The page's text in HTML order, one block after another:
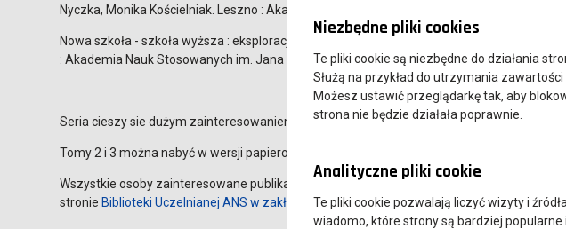
Nyczka, Monika Kościelniak. Leszno : Akademia Nauk Stosowanych im. Jana Amosa
Nowa szkoła - szkoła wyższa : eksploracje studentów pedagogiki/ redakcja naukowa
: Akademia Nauk Stosowanych im. Jana Amosa Komeńskiego,2026 (T.3)
Seria cieszy sie dużym zainteresowaniem i T.1 mimo dodruku w 2024 jest już niedostepny
Tomy 2 i 3 można nabyć w wersji papierowej w cenie 35 zł.
Wszystkie osoby zainteresowane publikacją mogą ją obecnie pobrać on-line w formie
stronie Biblioteki Uczelnianej ANS w zakładce Wydawnictwa Uczelni - Książki.
Niezbędne pliki cookies
Te pliki cookie są niezbędne do działania
Służą na przykład do utrzymania
Możesz ustawić przeglądarkę tak, aby
strona nie będzie działała poprawnie.
Analityczne pliki cookie
Te pliki cookie pozwalają liczyć wizyty i
wiadomo, które strony są bardziej popularne